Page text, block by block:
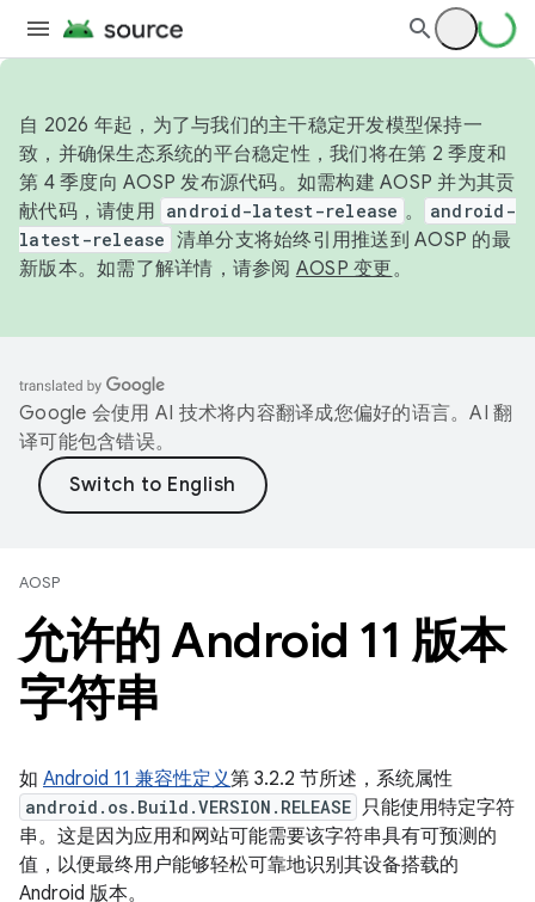
自 2026 年起，为了与我们的主干稳定开发模型保持一
致，并确保生态系统的平台稳定性，我们将在第 2 季度和
第 4 季度向 AOSP 发布源代码。如需构建 AOSP 并为其贡
献代码，请使用 android-latest-release 。
android-
latest-release 清单分支将始终引用推送到 AOSP 的最
新版本。如需了解详情，请参阅 AOSP 变更。
Google 会使用 AI 技术将内容翻译成您偏好的语言。AI 翻
译可能包含错误。
AOSP
允许的 Android 11 版本
字符串
如 Android 11 兼容性定义第 3.2.2 节所述，系统属性
android.os.Build.VERSION.RELEASE 只能使用特定字符
串。这是因为应用和网站可能需要该字符串具有可预测的
值，以便最终用户能够轻松可靠地识别其设备搭载的
Android 版本。